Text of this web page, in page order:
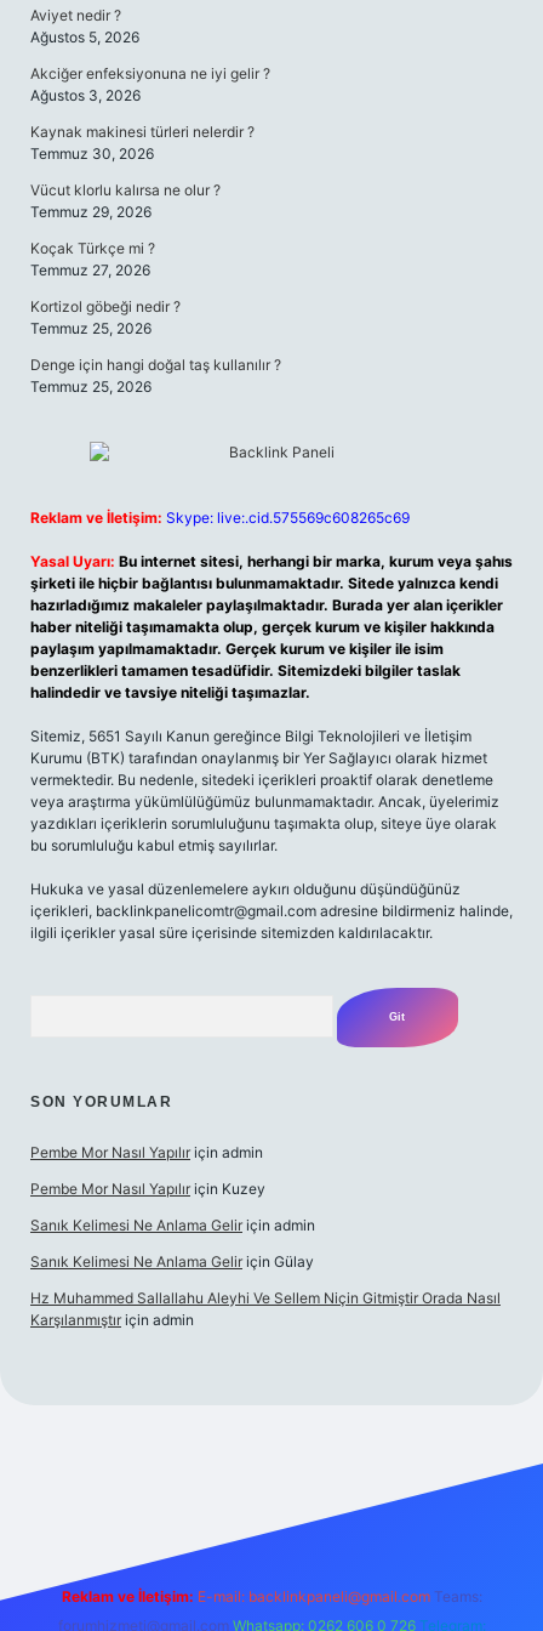
Aviyet nedir ?
Ağustos 5, 2026
Akciğer enfeksiyonuna ne iyi gelir ?
Ağustos 3, 2026
Kaynak makinesi türleri nelerdir ?
Temmuz 30, 2026
Vücut klorlu kalırsa ne olur ?
Temmuz 29, 2026
Koçak Türkçe mi ?
Temmuz 27, 2026
Kortizol göbeği nedir ?
Temmuz 25, 2026
Denge için hangi doğal taş kullanılır ?
Temmuz 25, 2026
Reklam ve İletişim: Skype: live:.cid.575569c608265c69
Yasal Uyarı: Bu internet sitesi, herhangi bir marka, kurum veya şahıs
şirketi ile hiçbir bağlantısı bulunmamaktadır. Sitede yalnızca kendi
hazırladığımız makaleler paylaşılmaktadır. Burada yer alan içerikler
haber niteliği taşımamakta olup, gerçek kurum ve kişiler hakkında
paylaşım yapılmamaktadır. Gerçek kurum ve kişiler ile isim
benzerlikleri tamamen tesadüfidir. Sitemizdeki bilgiler taslak
halindedir ve tavsiye niteliği taşımazlar.
Sitemiz, 5651 Sayılı Kanun gereğince Bilgi Teknolojileri ve İletişim
Kurumu (BTK) tarafından onaylanmış bir Yer Sağlayıcı olarak hizmet
vermektedir. Bu nedenle, sitedeki içerikleri proaktif olarak denetleme
veya araştırma yükümlülüğümüz bulunmamaktadır. Ancak, üyelerimiz
yazdıkları içeriklerin sorumluluğunu taşımakta olup, siteye üye olarak
bu sorumluluğu kabul etmiş sayılırlar.
Hukuka ve yasal düzenlemelere aykırı olduğunu düşündüğünüz
içerikleri, backlinkpanelicomtr@gmail.com adresine bildirmeniz halinde,
ilgili içerikler yasal süre içerisinde sitemizden kaldırılacaktır.
SON YORUMLAR
Pembe Mor Nasıl Yapılır için admin
Pembe Mor Nasıl Yapılır için Kuzey
Sanık Kelimesi Ne Anlama Gelir için admin
Sanık Kelimesi Ne Anlama Gelir için Gülay
Hz Muhammed Sallallahu Aleyhi Ve Sellem Niçin Gitmiştir Orada Nasıl
Karşılanmıştır için admin
Reklam ve İletişim: E-mail: backlinkpaneli@gmail.com Teams:
forumhizmeti@gmail.com Whatsapp: 0262 606 0 726 Telegram: